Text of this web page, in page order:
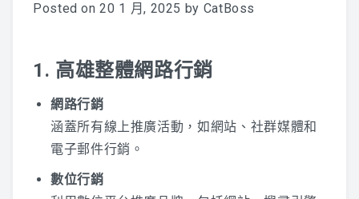
Posted on20 1 月, 2025 by CatBoss
1. 高雄整體網路行銷
網路行銷
涵蓋所有線上推廣活動，如網站、社群媒體和
電子郵件行銷。
數位行銷